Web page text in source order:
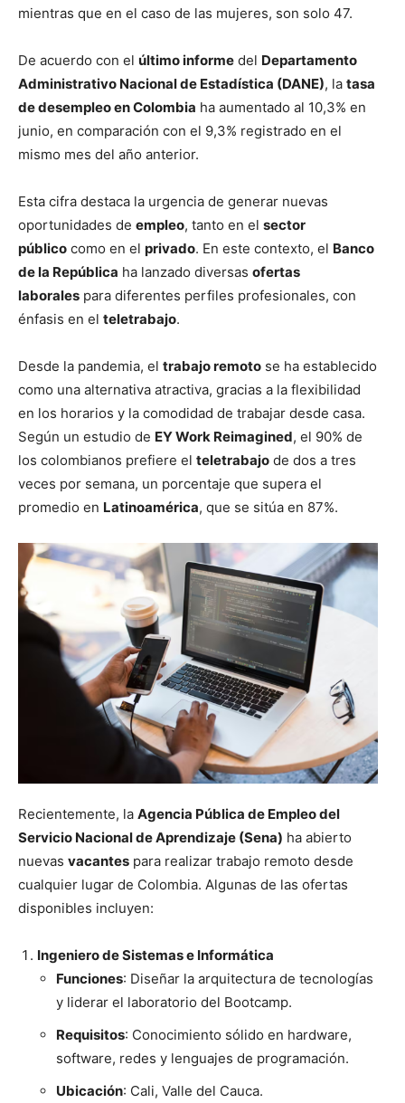
mientras que en el caso de las mujeres, son solo 47.
De acuerdo con el último informe del Departamento
Administrativo Nacional de Estadística (DANE), la tasa
de desempleo en Colombia ha aumentado al 10,3% en
junio, en comparación con el 9,3% registrado en el
mismo mes del año anterior.
Esta cifra destaca la urgencia de generar nuevas
oportunidades de empleo, tanto en el sector
público como en el privado. En este contexto, el Banco
de la República ha lanzado diversas ofertas
laborales para diferentes perfiles profesionales, con
énfasis en el teletrabajo.
Desde la pandemia, el trabajo remoto se ha establecido
como una alternativa atractiva, gracias a la flexibilidad
en los horarios y la comodidad de trabajar desde casa.
Según un estudio de EY Work Reimagined, el 90% de
los colombianos prefiere el teletrabajo de dos a tres
veces por semana, un porcentaje que supera el
promedio en Latinoamérica, que se sitúa en 87%.
Recientemente, la Agencia Pública de Empleo del
Servicio Nacional de Aprendizaje (Sena) ha abierto
nuevas vacantes para realizar trabajo remoto desde
cualquier lugar de Colombia. Algunas de las ofertas
disponibles incluyen:
Ingeniero de Sistemas e Informática
Funciones: Diseñar la arquitectura de tecnologías
y liderar el laboratorio del Bootcamp.
Requisitos: Conocimiento sólido en hardware,
software, redes y lenguajes de programación.
Ubicación: Cali, Valle del Cauca.